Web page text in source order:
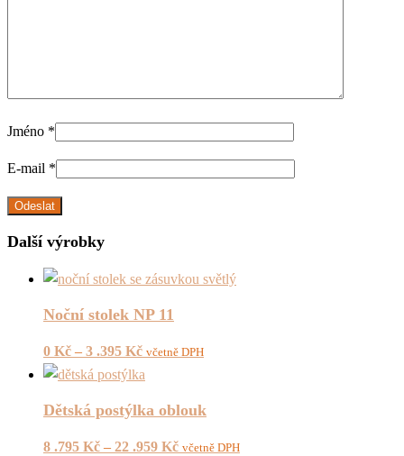
Jméno *
E-mail *
Další výrobky
Noční stolek NP 11
0 Kč – 3 .395 Kč včetně DPH
Dětská postýlka oblouk
8 .795 Kč – 22 .959 Kč včetně DPH